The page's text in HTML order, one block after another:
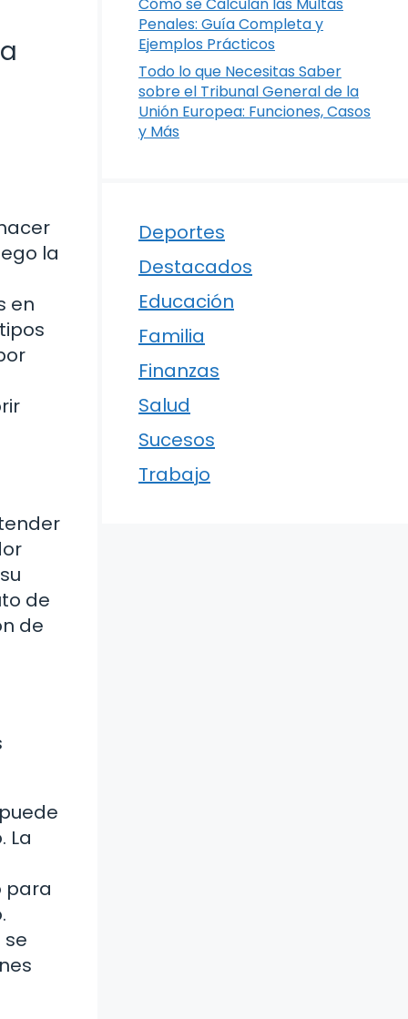
la
en
de
de
La
para
Penales: Guía Completa y
Ejemplos Prácticos
Todo lo que Necesitas Saber
sobre el Tribunal General de la
Unión Europea: Funciones, Casos
y Más
Deportes
Destacados
Educación
Familia
Finanzas
Salud
Sucesos
Trabajo